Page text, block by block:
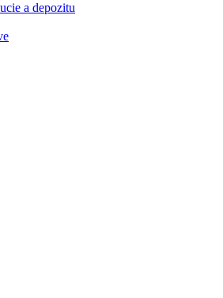
a depozitu